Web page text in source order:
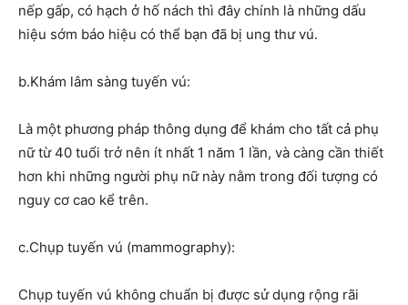
nếp gấp, có hạch ở hố nách thì đây chính là những dấu
hiệu sớm báo hiệu có thể bạn đã bị ung thư vú.
b.Khám lâm sàng tuyến vú:
Là một phương pháp thông dụng để khám cho tất cả phụ
nữ từ 40 tuổi trở nên ít nhất 1 năm 1 lần, và càng cần thiết
hơn khi những người phụ nữ này nằm trong đối tượng có
nguy cơ cao kể trên.
c.Chụp tuyến vú (mammography):
Chụp tuyến vú không chuẩn bị được sử dụng rộng rãi